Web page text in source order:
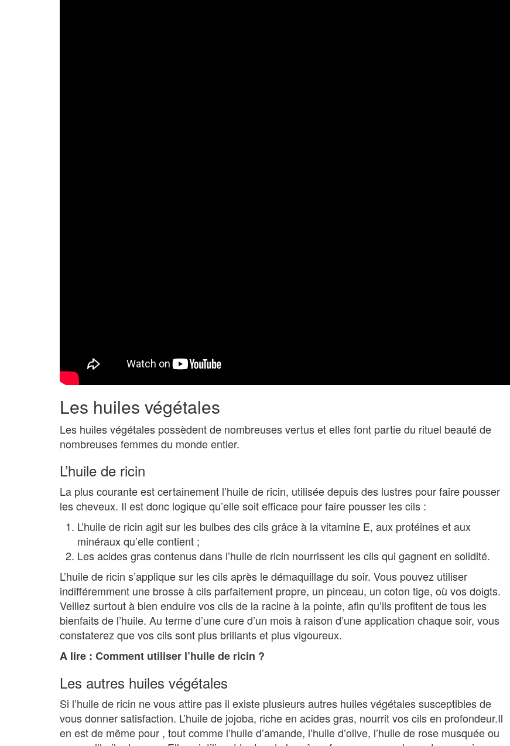
Les huiles végétales
Les huiles végétales possèdent de nombreuses vertus et elles font partie du rituel beauté de
nombreuses femmes du monde entier.
L’huile de ricin
La plus courante est certainement l’huile de ricin, utilisée depuis des lustres pour faire pousser
les cheveux. Il est donc logique qu’elle soit efficace pour faire pousser les cils :
L’huile de ricin agit sur les bulbes des cils grâce à la vitamine E, aux protéines et aux
minéraux qu’elle contient ;
Les acides gras contenus dans l’huile de ricin nourrissent les cils qui gagnent en solidité.
L’huile de ricin s’applique sur les cils après le démaquillage du soir. Vous pouvez utiliser
indifféremment une brosse à cils parfaitement propre, un pinceau, un coton tige, où vos doigts.
Veillez surtout à bien enduire vos cils de la racine à la pointe, afin qu’ils profitent de tous les
bienfaits de l’huile. Au terme d’une cure d’un mois à raison d’une application chaque soir, vous
constaterez que vos cils sont plus brillants et plus vigoureux.
A lire : Comment utiliser l’huile de ricin ?
Les autres huiles végétales
Si l’huile de ricin ne vous attire pas il existe plusieurs autres huiles végétales susceptibles de
vous donner satisfaction. L’huile de jojoba, riche en acides gras, nourrit vos cils en profondeur.Il
en est de même pour , tout comme l’huile d’amande, l’huile d’olive, l’huile de rose musquée ou